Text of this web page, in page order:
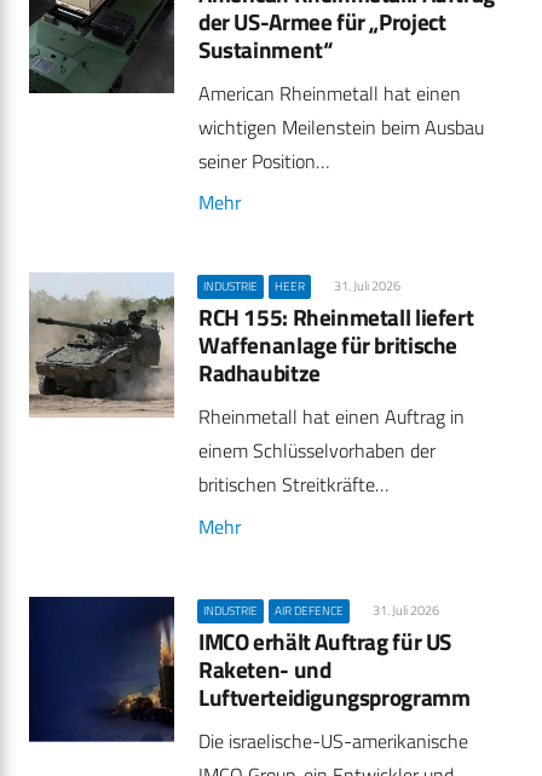
der US-Armee für „Project
Sustainment“
American Rheinmetall hat einen
wichtigen Meilenstein beim Ausbau
seiner Position…
Mehr
INDUSTRIE HEER 31. Juli 2026
RCH 155: Rheinmetall liefert
Waffenanlage für britische
Radhaubitze
Rheinmetall hat einen Auftrag in
einem Schlüsselvorhaben der
britischen Streitkräfte…
Mehr
INDUSTRIE AIR DEFENCE 31. Juli 2026
IMCO erhält Auftrag für US
Raketen- und
Luftverteidigungsprogramm
Die israelische-US-amerikanische